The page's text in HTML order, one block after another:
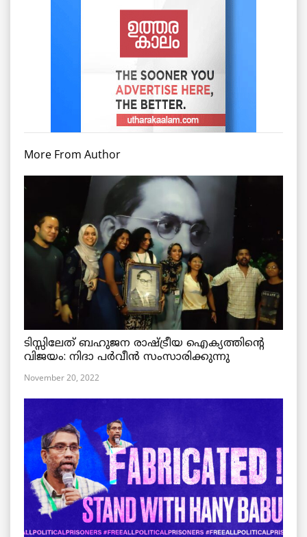
More From Author
ടിസ്സിലേത് ബഹുജന രാഷ്ട്രീയ ഐക്യത്തിന്റെ
വിജയം: നിദാ പർവീൻ സംസാരിക്കുന്നു
November 20, 2022